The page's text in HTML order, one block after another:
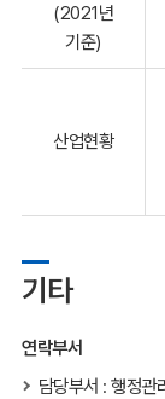
(2021년
기준)
산업현황
기타
연락부서
담당부서 : 행정관